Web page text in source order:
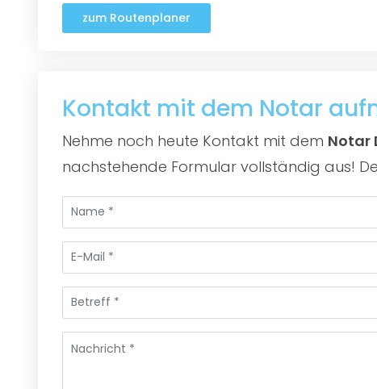
zum Routenplaner
Kontakt mit dem Notar
Nehme noch heute Kontakt mit dem Notar
nachstehende Formular vollständig aus!